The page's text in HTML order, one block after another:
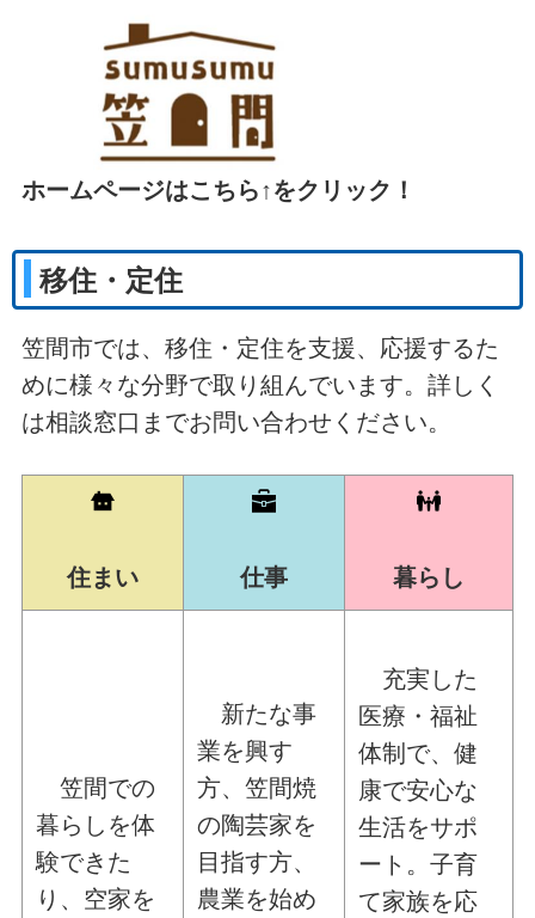
ホームページはこちら↑をクリック！
移住・定住
笠間市では、移住・定住を支援、応援するた
めに様々な分野で取り組んでいます。詳しく
は相談窓口までお問い合わせください。
住まい 仕事 暮らし
笠間での
暮らしを体
験できた
り、空家を
新たな事
業を興す
方、笠間焼
の陶芸家を
目指す方、
農業を始め
充実した
医療・福祉
体制で、健
康で安心な
生活をサポ
ート。子育
て家族を応